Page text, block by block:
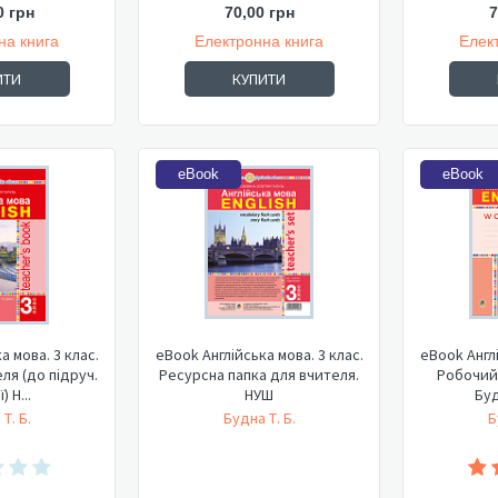
грн
книга
70,00 грн
Електронна книга
КУПИТИ
мова. 3 клас.
(до підруч.
Н...
Б.
eBook
eBook Англійська мова. 3 клас.
Ресурсна папка для вчителя.
НУШ
Будна Т. Б.
eBook
eBook